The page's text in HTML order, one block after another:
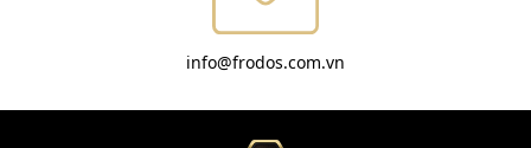
info@frodos.com.vn